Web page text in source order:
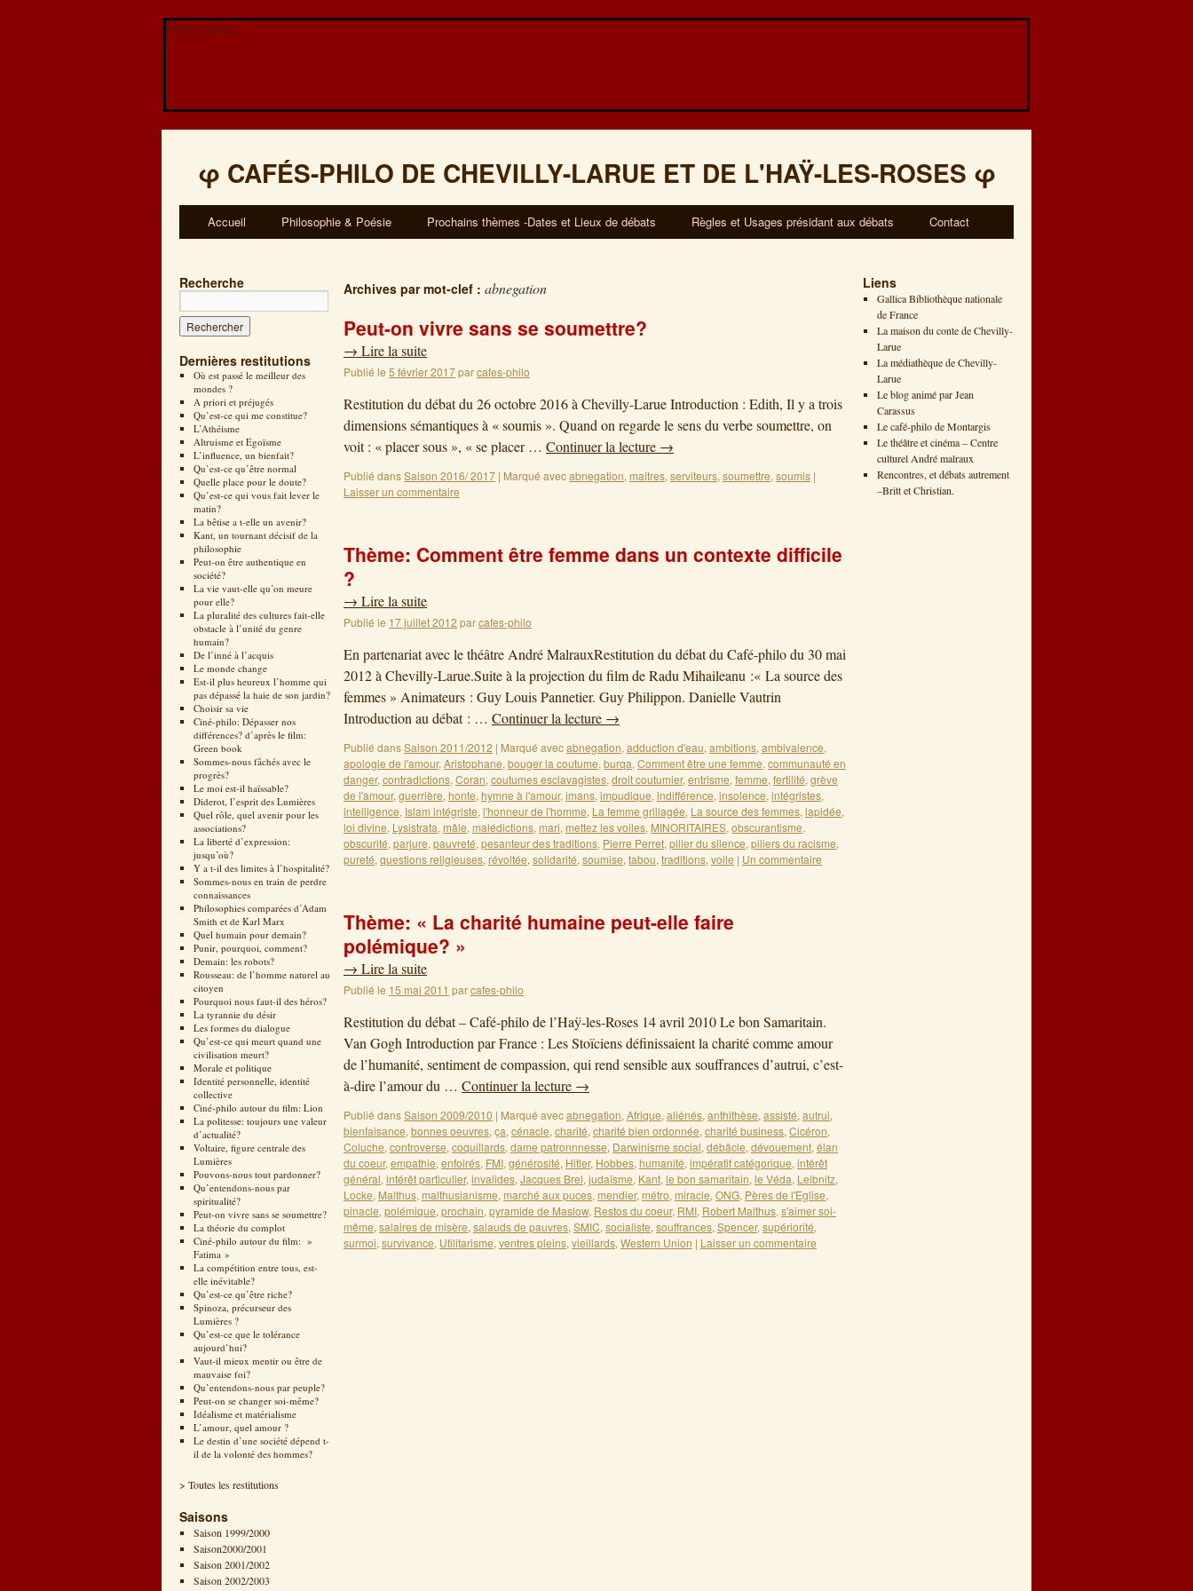
Veuillez patienter...
φ CAFÉS-PHILO DE CHEVILLY-LARUE ET DE L'HAŸ-LES-ROSES φ
Accueil Philosophie & Poésie Prochains thèmes -Dates et Lieux de débats Règles et Usages présidant aux débats Contact
Recherche
Dernières restitutions
Où est passé le meilleur des
mondes ?
A priori et préjugés
Qu’est-ce qui me constitue?
L’Athéisme
Altruisme et Egoïsme
L’influence, un bienfait?
Qu’est-ce qu’être normal
Quelle place pour le doute?
Qu’est-ce qui vous fait lever le
matin?
La bêtise a t-elle un avenir?
Kant, un tournant décisif de la
philosophie
Peut-on être authentique en
société?
La vie vaut-elle qu’on meure
pour elle?
La pluralité des cultures fait-elle
obstacle à l’unité du genre
humain?
De l’inné à l’acquis
Le monde change
Est-il plus heureux l’homme qui
pas dépassé la haie de son jardin?
Choisir sa vie
Ciné-philo: Dépasser nos
différences? d’après le film:
Green book
Sommes-nous fâchés avec le
progrès?
Le moi est-il haïssable?
Diderot, l’esprit des Lumières
Quel rôle, quel avenir pour les
associations?
La liberté d’expression:
jusqu’où?
Y a t-il des limites à l’hospitalité?
Sommes-nous en train de perdre
connaissances
Philosophies comparées d’Adam
Smith et de Karl Marx
Quel humain pour demain?
Punir, pourquoi, comment?
Demain: les robots?
Rousseau: de l’homme naturel au
citoyen
Pourquoi nous faut-il des héros?
La tyrannie du désir
Les formes du dialogue
Qu’est-ce qui meurt quand une
civilisation meurt?
Morale et politique
Identité personnelle, identité
collective
Ciné-philo autour du film: Lion
La politesse: toujours une valeur
d’actualité?
Voltaire, figure centrale des
Lumières
Pouvons-nous tout pardonner?
Qu’entendons-nous par
spiritualité?
Peut-on vivre sans se soumettre?
La théorie du complot
Ciné-philo autour du film: »
Fatima »
La compétition entre tous, est-
elle inévitable?
Qu’est-ce qu’être riche?
Spinoza, précurseur des
Lumières ?
Qu’est-ce que le tolérance
aujourd’hui?
Vaut-il mieux mentir ou être de
mauvaise foi?
Qu’entendons-nous par peuple?
Peut-on se changer soi-même?
Idéalisme et matérialisme
L’amour, quel amour ?
Le destin d’une société dépend t-
il de la volonté des hommes?
> Toutes les restitutions
Saisons
Saison 1999/2000
Saison2000/2001
Saison 2001/2002
Saison 2002/2003
Archives par mot-clef : abnegation
Peut-on vivre sans se soumettre?
→ Lire la suite
Publié le 5 février 2017parcafes-philo
Restitution du débat du 26 octobre 2016 à Chevilly-Larue Introduction : Edith, Il y a trois
dimensions sémantiques à « soumis ». Quand on regarde le sens du verbe soumettre, on
voit : « placer sous », « se placer … Continuer la lecture →
Publié dansSaison 2016/ 2017 | Marqué avecabnegation, maîtres, serviteurs, soumettre, soumis |
Laisser un commentaire
Thème: Comment être femme dans un contexte difficile
?
→ Lire la suite
Publié le 17 juillet 2012 parcafes-philo
En partenariat avec le théâtre André MalrauxRestitution du débat du Café-philo du 30 mai
2012 à Chevilly-Larue.Suite à la projection du film de Radu Mihaileanu :« La source des
femmes » Animateurs : Guy Louis Pannetier. Guy Philippon. Danielle Vautrin
Introduction au débat : … Continuer la lecture →
Publié dansSaison 2011/2012 | Marqué avecabnegation, adduction d'eau, ambitions, ambivalence,
apologie de l'amour, Aristophane, bouger la coutume, burqa, Comment être une femme, communauté en
danger, contradictions, Coran, coutumes esclavagistes, droit coutumier, entrisme, femme, fertilité, grève
de l'amour, guerrière, honte, hymne à l'amour, imans, impudique, indifférence, insolence, intégristes,
intelligence, Islam intégriste, l'honneur de l'homme, La femme grillagée, La source des femmes, lapidée,
loi divine, Lysistrata, mâle, malédictions, mari, mettez les voiles, MINORITAIRES, obscurantisme,
obscurité, parjure, pauvreté, pesanteur des traditions, Pierre Perret, pilier du silence, piliers du racisme,
pureté, questions religieuses, révoltée, solidarité, soumise, tabou, traditions, voile | Un commentaire
Thème: « La charité humaine peut-elle faire
polémique? »
→ Lire la suite
Publié le 15 mai 2011 parcafes-philo
Restitution du débat – Café-philo de l’Haÿ-les-Roses 14 avril 2010 Le bon Samaritain.
Van Gogh Introduction par France : Les Stoïciens définissaient la charité comme amour
de l’humanité, sentiment de compassion, qui rend sensible aux souffrances d’autrui, c’est-
à-dire l’amour du … Continuer la lecture →
Publié dansSaison 2009/2010 | Marqué avecabnegation, Afrique, aliénés, anthithèse, assisté, autrui,
bienfaisance, bonnes oeuvres, ça, cénacle, charité, charité bien ordonnée, charité business, Cicéron,
Coluche, controverse, coquillards, dame patronnnesse, Darwinisme social, débâcle, dévouement, élan
du coeur, empathie, enfoirés, FMI, générosité, Hitler, Hobbes, humanité, impératif catégorique, intérêt
général, intérêt particulier, invalides, Jacques Brel, judaïsme, Kant, le bon samaritain, le Véda, Leibnitz,
Locke, Malthus, malthusianisme, marché aux puces, mendier, métro, miracle, ONG, Pères de l'Eglise,
pinacle, polémique, prochain, pyramide de Maslow, Restos du coeur, RMI, Robert Malthus, s'aimer soi-
même, salaires de misère, salauds de pauvres, SMIC, socialiste, souffrances, Spencer, supériorité,
surmoi, survivance, Utilitarisme, ventres pleins, vieillards, Western Union | Laisser un commentaire
Liens
Gallica Bibliothèque nationale
de France
La maison du conte de Chevilly-
Larue
La médiathèque de Chevilly-
Larue
Le blog animé par Jean
Carassus
Le café-philo de Montargis
Le théâtre et cinéma – Centre
culturel André malraux
Rencontres, et débats autrement
–Britt et Christian.